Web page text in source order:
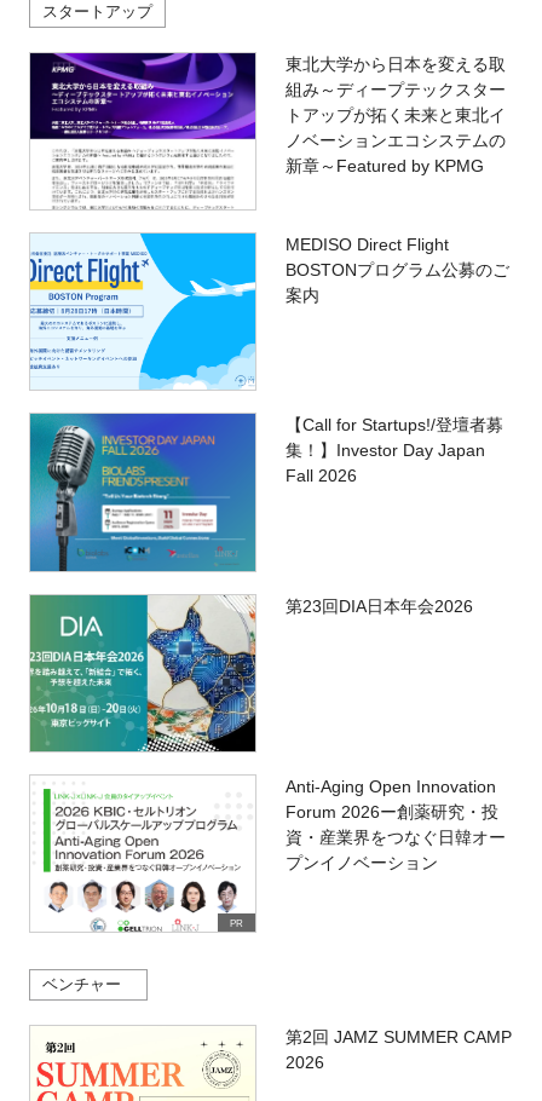
スタートアップ
東北大学から日本を変える取
組み～ディープテックスター
トアップが拓く未来と東北イ
ノベーションエコシステムの
新章～Featured by KPMG
MEDISO Direct Flight
BOSTONプログラム公募のご
案内
【Call for Startups!/登壇者募
集！】Investor Day Japan
Fall 2026
第23回DIA日本年会2026
PR
Anti-Aging Open Innovation
Forum 2026ー創薬研究・投
資・産業界をつなぐ日韓オー
プンイノベーション
ベンチャー
第2回 JAMZ SUMMER CAMP
2026